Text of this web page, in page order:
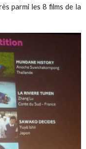
parmi les 8 films de la